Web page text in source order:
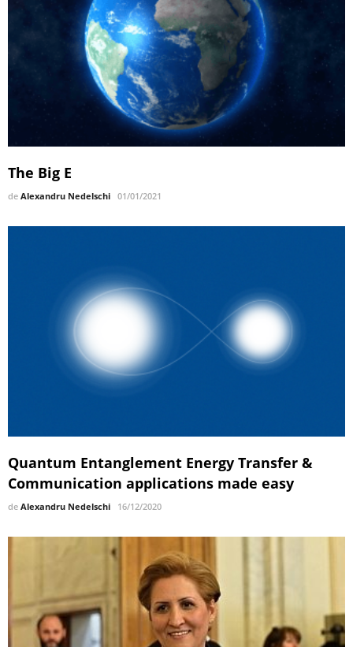
The Big E
de Alexandru Nedelschi 01/01/2021
Quantum Entanglement Energy Transfer &
Communication applications made easy
de Alexandru Nedelschi 16/12/2020